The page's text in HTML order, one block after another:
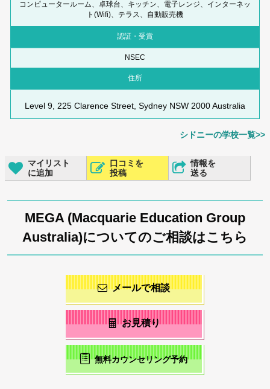
コンピュータールーム、卓球台、キッチン、電子レンジ、インターネッ
ト(Wifi)、テラス、自動販売機
認証・受賞
NSEC
住所
Level 9, 225 Clarence Street, Sydney NSW 2000 Australia
シドニーの学校一覧>>
マイリスト
に追加
口コミを
投稿
情報を
送る
MEGA (Macquarie Education Group
Australia)についてのご相談はこちら
メールで相談
お見積り
無料カウンセリング予約